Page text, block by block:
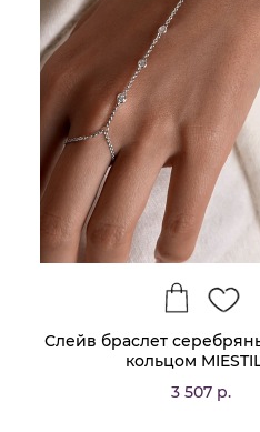
Слейв браслет
кольцом
3 507 р.